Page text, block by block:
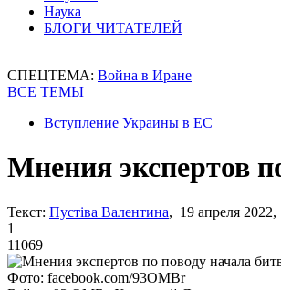
Наука
БЛОГИ ЧИТАТЕЛЕЙ
СПЕЦТЕМА: Война в Иране
ВСЕ ТЕМЫ
Вступление Украины в ЕС
Мнения экспертов
Текст: Пустіва Валентина, 19 апреля 2022,
1
11069
Фото: facebook.com/93OMBr